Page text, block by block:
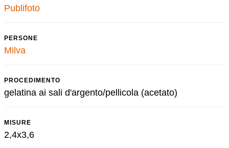
Publifoto
PERSONE
Milva
PROCEDIMENTO
gelatina ai sali d'argento/pellicola (acetato)
MISURE
2,4x3,6